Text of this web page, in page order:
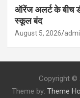
ऑरेंज अलर्ट के बीच
स्कूल बंद
August 5, 2026
Copyright ©
Theme by: Theme